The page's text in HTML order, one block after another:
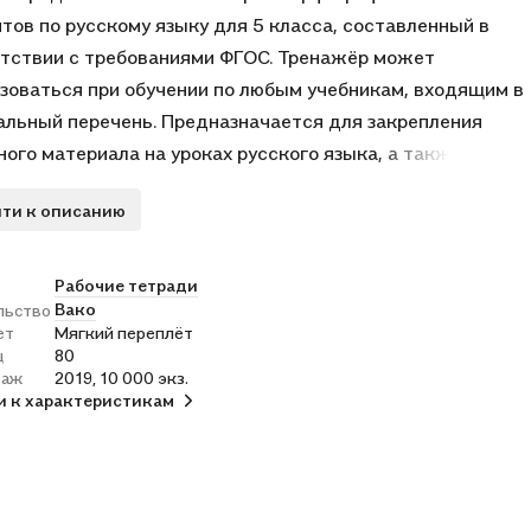
по русскому языку для 5 класса, составленный в
с требованиями ФГОС. Тренажёр может
при обучении по любым учебникам, входящим в
перечень. Предназначается для закрепления
материала на уроках русского языка, а также для
к описанию
Рабочие тетради
Вако
Мягкий переплёт
80
2019, 10 000 экз.
к характеристикам